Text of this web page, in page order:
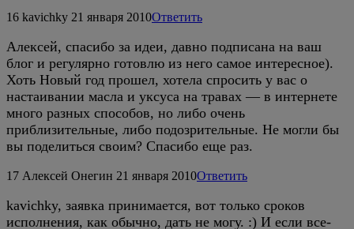
16 kavichky 21 января 2010Ответить
Алексей, спасибо за идеи, давно подписана на ваш
блог и регулярно готовлю из него самое интересное).
Хоть Новый год прошел, хотела спросить у вас о
настаивании масла и уксуса на травах — в интернете
много разных способов, но либо очень
приблизительные, либо подозрительные. Не могли бы
вы поделиться своим? Спасибо еще раз.
17 Алексей Онегин 21 января 2010Ответить
kavichky, заявка принимается, вот только сроков
исполнения, как обычно, дать не могу. :) И если все-